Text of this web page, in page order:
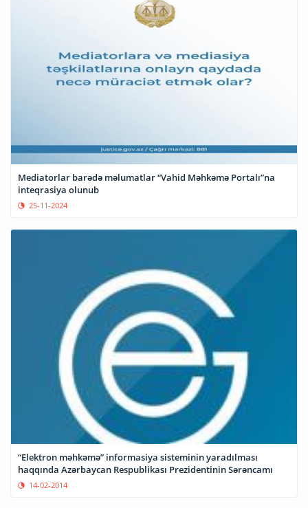
Mediatorlar barədə məlumatlar “Vahid Məhkəmə Portalı”na
inteqrasiya olunub
25-11-2024
“Elektron məhkəmə” informasiya sisteminin yaradılması
haqqında Azərbaycan Respublikası Prezidentinin Sərəncamı
14-02-2014